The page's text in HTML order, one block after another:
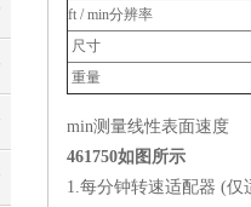
ft / min分辨率
尺寸
重量
min测量线性表面速度
461750如图所示
1.每分钟转速适配器 (仅